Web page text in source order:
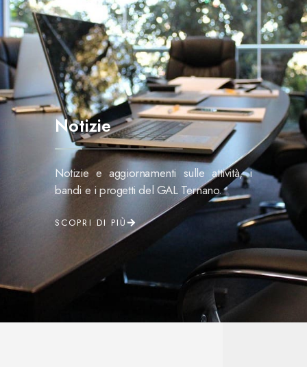
Notizie
Notizie e aggiornamenti sulle attività, i
bandi e i progetti del GAL Ternano.
SCOPRI DI PIÙ